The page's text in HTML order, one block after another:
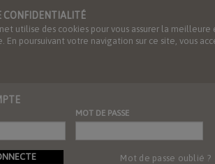
CONFIDENTIALITÉ
utilise des cookies pour vous assurer la
En poursuivant votre navigation sur ce site, vous
MOT DE PASSE
Mot de passe oublié ?